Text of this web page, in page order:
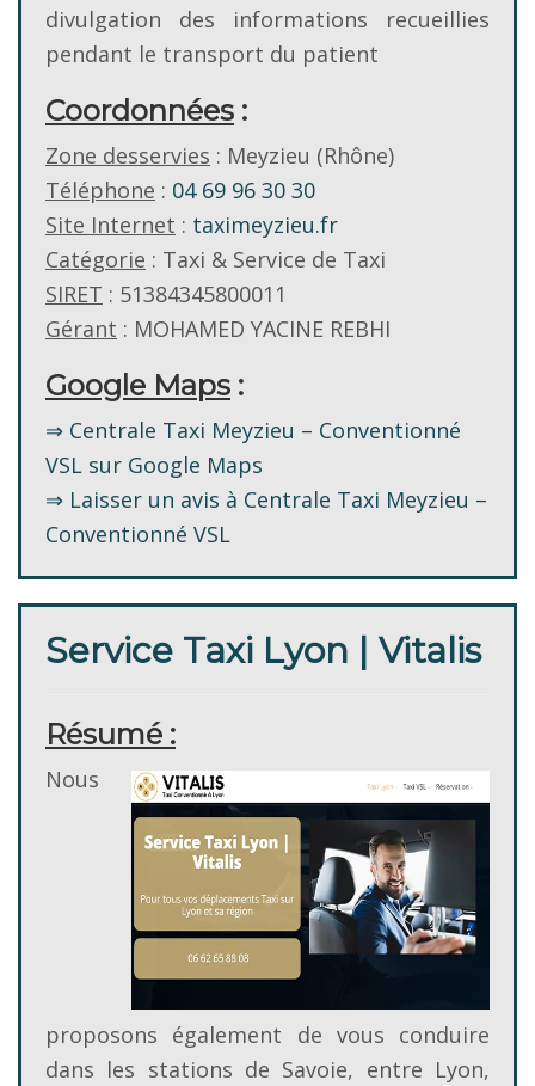
divulgation des informations recueillies
pendant le transport du patient
Coordonnées :
Zone desservies : Meyzieu (Rhône)
Téléphone : 04 69 96 30 30
Site Internet : taximeyzieu.fr
Catégorie : Taxi & Service de Taxi
SIRET : 51384345800011
Gérant : MOHAMED YACINE REBHI
Google Maps :
⇒ Centrale Taxi Meyzieu – Conventionné
VSL sur Google Maps
⇒ Laisser un avis à Centrale Taxi Meyzieu –
Conventionné VSL
Service Taxi Lyon | Vitalis
Résumé :
Nous
proposons également de vous conduire
dans les stations de Savoie, entre Lyon,